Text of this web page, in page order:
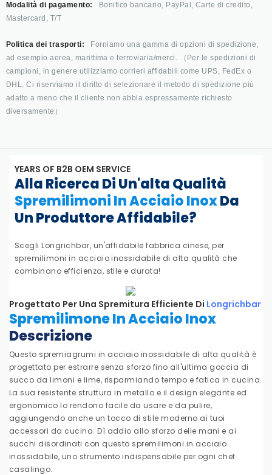
Modalità di pagamento:
Bonifico bancario, PayPal, Carte di credito,
Mastercard, T/T
Politica dei trasporti:
Forniamo una gamma di opzioni di spedizione,
ad esempio aerea, marittima e ferroviaria/merci. （Per le spedizioni di
campioni, in genere utilizziamo corrieri affidabili come UPS, FedEx o
DHL. Ci riserviamo il diritto di selezionare il metodo di spedizione più
adatto a meno che il cliente non abbia espressamente richiesto
diversamente）
YEARS OF B2B OEM SERVICE
Alla Ricerca Di Un'alta Qualità
Spremilimoni In Acciaio InoxDa
Un Produttore Affidabile?
Scegli Longrichbar, un'affidabile fabbrica cinese, per
spremilimoni in acciaio inossidabile di alta qualità che
combinano efficienza, stile e durata!
Progettato Per Una Spremitura Efficiente Di Longrichbar
Spremilimone In Acciaio Inox
Descrizione
Questo spremiagrumi in acciaio inossidabile di alta qualità è
progettato per estrarre senza sforzo fino all'ultima goccia di
succo da limoni e lime, risparmiando tempo e fatica in cucina.
La sua resistente struttura in metallo e il design elegante ed
ergonomico lo rendono facile da usare e da pulire,
aggiungendo anche un tocco di stile moderno ai tuoi
accessori da cucina. Dì addio allo sforzo delle mani e ai
succhi disordinati con questo spremilimoni in acciaio
inossidabile, uno strumento indispensabile per ogni chef
casalingo.